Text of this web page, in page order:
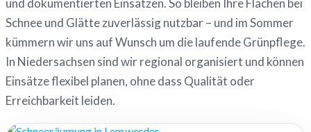
und dokumentierten Einsätzen. So bleiben Ihre Flächen bei
Schnee und Glätte zuverlässig nutzbar – und im Sommer
kümmern wir uns auf Wunsch um die laufende Grünpflege.
In Niedersachsen sind wir regional organisiert und können
Einsätze flexibel planen, ohne dass Qualität oder
Erreichbarkeit leiden.